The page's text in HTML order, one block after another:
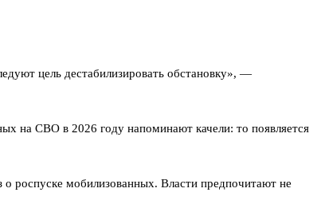
цель дестабилизировать обстановку», —
на СВО в 2026 году напоминают качели: то появляется
роспуске мобилизованных. Власти предпочитают не